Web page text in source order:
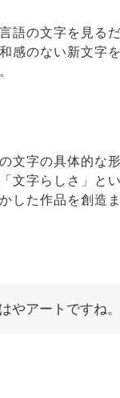
語の文字を見る
感のない新文字
文字の具体的な
文字らしさ」と
した作品を創造
やアートですね。